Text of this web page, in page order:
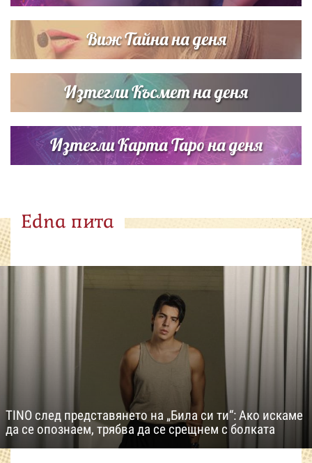
Виж Тайна на деня
Изтегли Късмет на деня
Изтегли Карта Таро на деня
Edna пита
TINO след представянето на „Била си ти“: Ако искаме
да се опознаем, трябва да се срещнем с болката